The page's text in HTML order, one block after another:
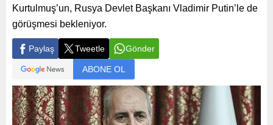
Kurtulmuş’un, Rusya Devlet Başkanı Vladimir Putin’le de
görüşmesi bekleniyor.
Paylaş Tweetle Gönder
ABONE OL